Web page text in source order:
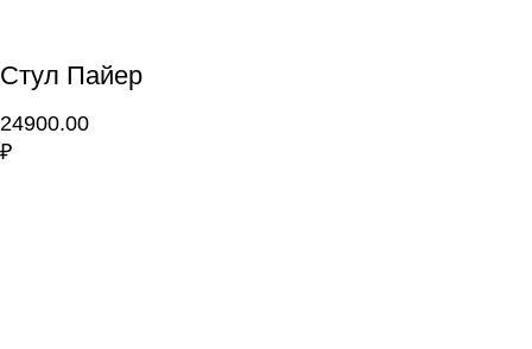
Стул Пайер
24900.00
₽